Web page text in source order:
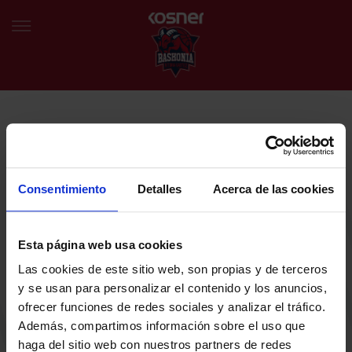
Consentimiento Detalles Acerca de las cookies
Esta página web usa cookies
Las cookies de este sitio web, son propias y de terceros
y se usan para personalizar el contenido y los anuncios,
ofrecer funciones de redes sociales y analizar el tráfico.
Además, compartimos información sobre el uso que
haga del sitio web con nuestros partners de redes
BERRIAK
SARRERAK
ABONATUAK
EGUTEGIA
Egin bat gure harmaila birtualarekin eta izan lehena klubaren
azken albiste eta promozioen berri izaten.
Baskoniaren Pribatutasun politika irakurri eta onartzen dut eta
Baskoniaren jarduerei, produktuei, zerbitzuei, lehiaketei, eskaintzei
eta/edo sustapenei buruzko komunikazio elektronikoak jaso nahi ditut.
DENDA OFIZIALA BASKONIA
SARRERAK